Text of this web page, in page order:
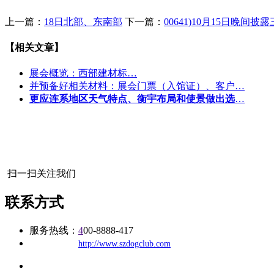
上一篇： 18日北部、东南部 下一篇： 00641)10月15日晚间披露
【相关文章】
展会概览：西部建材标…
并预备好相关材料：展会门票（入馆证）、客户…
更应连系地区天气特点、衡宇布局和使景做出选…
扫一扫关注我们
联系方式
服务热线： 400-8888-417
http://www.szdogclub.com